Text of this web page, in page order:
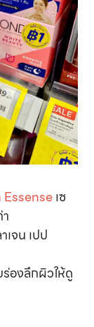
เซ
จน เปป
องลึกผิวให้ดู